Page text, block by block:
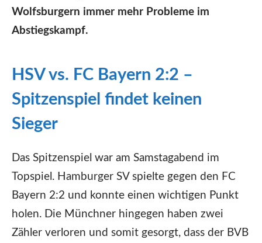
Wolfsburgern immer mehr Probleme im
Abstiegskampf.
HSV vs. FC Bayern 2:2 –
Spitzenspiel findet keinen
Sieger
Das Spitzenspiel war am Samstagabend im
Topspiel. Hamburger SV spielte gegen den FC
Bayern 2:2 und konnte einen wichtigen Punkt
holen. Die Münchner hingegen haben zwei
Zähler verloren und somit gesorgt, dass der BVB